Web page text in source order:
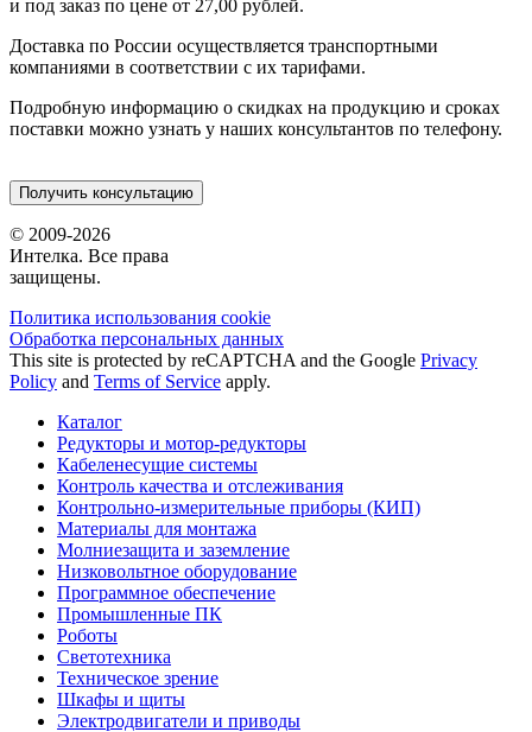
и под заказ по цене от 27,00 рублей.
Доставка по России осуществляется транспортными
компаниями в соответствии с их тарифами.
Подробную информацию о скидках на продукцию и сроках
поставки можно узнать у наших консультантов по телефону.
Получить консультацию
© 2009-2026
Интелка. Все права
защищены.
Политика использования сookie
Обработка персональных данных
This site is protected by reCAPTCHA and the Google Privacy
Policy and Terms of Service apply.
Каталог
Редукторы и мотор-редукторы
Кабеленесущие системы
Контроль качества и отслеживания
Контрольно-измерительные приборы (КИП)
Материалы для монтажа
Молниезащита и заземление
Низковольтное оборудование
Программное обеспечение
Промышленные ПК
Роботы
Светотехника
Техническое зрение
Шкафы и щиты
Электродвигатели и приводы